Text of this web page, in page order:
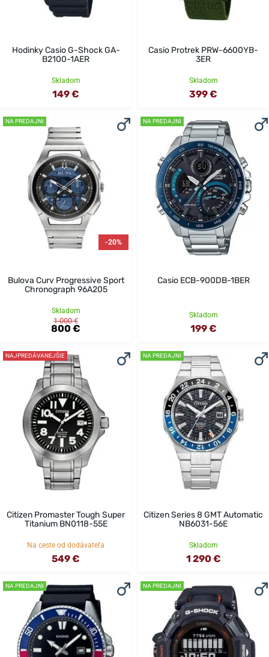
Hodinky Casio G-Shock GA-
B2100-1AER
Skladom
149 €
Casio Protrek PRW-6600YB-
3ER
Skladom
399 €
NA PREDAJNI
-20%
Bulova Curv Progressive Sport
Chronograph 96A205
Skladom
1 000 €
800 €
NA PREDAJNI
Casio ECB-900DB-1BER
Skladom
199 €
NAJPREDÁVANEJŠIE
Citizen Promaster Tough Super
Titanium BN0118-55E
Na ceste od dodávateľa
549 €
NA PREDAJNI
Citizen Series 8 GMT Automatic
NB6031-56E
Skladom
1 290 €
NA PREDAJNI NA PREDAJNI